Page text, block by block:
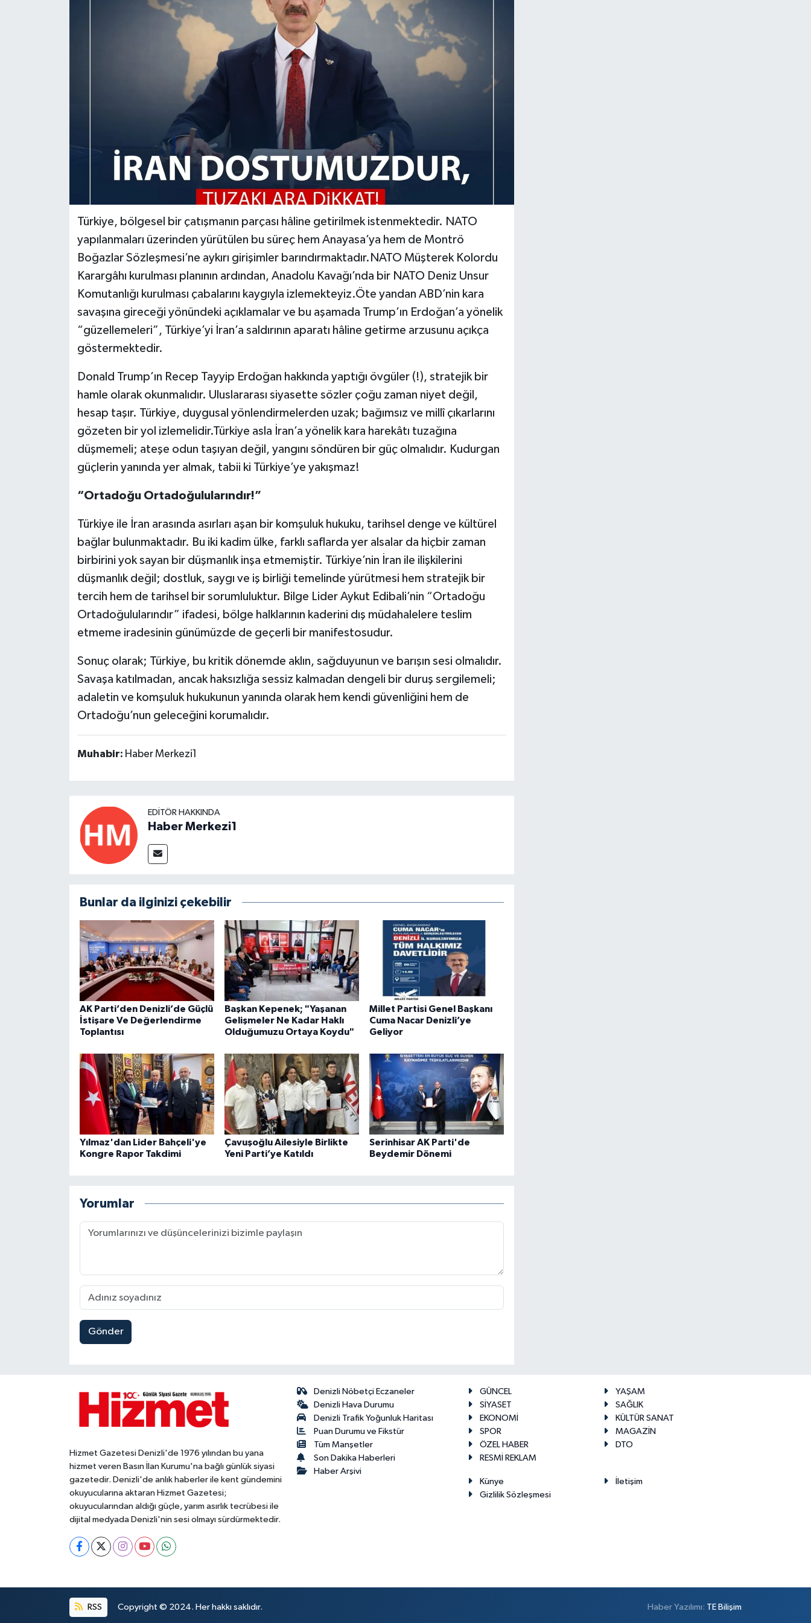
Türkiye, bölgesel bir çatışmanın parçası hâline getirilmek istenmektedir. NATO
yapılanmaları üzerinden yürütülen bu süreç hem Anayasa’ya hem de Montrö
Boğazlar Sözleşmesi’ne aykırı girişimler barındırmaktadır.NATO Müşterek Kolordu
Karargâhı kurulması planının ardından, Anadolu Kavağı’nda bir NATO Deniz Unsur
Komutanlığı kurulması çabalarını kaygıyla izlemekteyiz.Öte yandan ABD’nin kara
savaşına gireceği yönündeki açıklamalar ve bu aşamada Trump’ın Erdoğan’a yönelik
“güzellemeleri”, Türkiye’yi İran’a saldırının aparatı hâline getirme arzusunu açıkça
göstermektedir.
Donald Trump’ın Recep Tayyip Erdoğan hakkında yaptığı övgüler (!), stratejik bir
hamle olarak okunmalıdır. Uluslararası siyasette sözler çoğu zaman niyet değil,
hesap taşır. Türkiye, duygusal yönlendirmelerden uzak; bağımsız ve millî çıkarlarını
gözeten bir yol izlemelidir.Türkiye asla İran’a yönelik kara harekâtı tuzağına
düşmemeli; ateşe odun taşıyan değil, yangını söndüren bir güç olmalıdır. Kudurgan
güçlerin yanında yer almak, tabii ki Türkiye’ye yakışmaz!
“Ortadoğu Ortadoğulularındır!”
Türkiye ile İran arasında asırları aşan bir komşuluk hukuku, tarihsel denge ve kültürel
bağlar bulunmaktadır. Bu iki kadim ülke, farklı saflarda yer alsalar da hiçbir zaman
birbirini yok sayan bir düşmanlık inşa etmemiştir. Türkiye’nin İran ile ilişkilerini
düşmanlık değil; dostluk, saygı ve iş birliği temelinde yürütmesi hem stratejik bir
tercih hem de tarihsel bir sorumluluktur. Bilge Lider Aykut Edibali’nin “Ortadoğu
Ortadoğulularındır” ifadesi, bölge halklarının kaderini dış müdahalelere teslim
etmeme iradesinin günümüzde de geçerli bir manifestosudur.
Sonuç olarak; Türkiye, bu kritik dönemde aklın, sağduyunun ve barışın sesi olmalıdır.
Savaşa katılmadan, ancak haksızlığa sessiz kalmadan dengeli bir duruş sergilemeli;
adaletin ve komşuluk hukukunun yanında olarak hem kendi güvenliğini hem de
Ortadoğu’nun geleceğini korumalıdır.
Muhabir: Haber Merkezi1
EDITÖR HAKKINDA
Haber Merkezi1
Bunlar da ilginizi çekebilir
AK Parti’den Denizli’de Güçlü
İstişare Ve Değerlendirme
Toplantısı
Başkan Kepenek; "Yaşanan
Gelişmeler Ne Kadar Haklı
Olduğumuzu Ortaya Koydu"
Millet Partisi Genel Başkanı
Cuma Nacar Denizli’ye
Geliyor
Yılmaz'dan Lider Bahçeli'ye
Kongre Rapor Takdimi
Çavuşoğlu Ailesiyle Birlikte
Yeni Parti’ye Katıldı
Serinhisar AK Parti'de
Beydemir Dönemi
Yorumlar
Gönder
Hizmet Gazetesi Denizli'de 1976 yılından bu yana
hizmet veren Basın İlan Kurumu'na bağlı günlük siyasi
gazetedir. Denizli'de anlık haberler ile kent gündemini
okuyucularına aktaran Hizmet Gazetesi;
okuyucularından aldığı güçle, yarım asırlık tecrübesi ile
dijital medyada Denizli'nin sesi olmayı sürdürmektedir.
Denizli Nöbetçi Eczaneler
Denizli Hava Durumu
Denizli Trafik Yoğunluk Haritası
Puan Durumu ve Fikstür
Tüm Manşetler
Son Dakika Haberleri
Haber Arşivi
GÜNCEL
YAŞAM
SİYASET
SAĞLIK
EKONOMİ
KÜLTÜR SANAT
SPOR
MAGAZİN
ÖZEL HABER
DTO
RESMİ REKLAM
Künye
İletişim
Gizlilik Sözleşmesi
RSS Copyright © 2024. Her hakkı saklıdır. Haber Yazılımı: TE Bilişim